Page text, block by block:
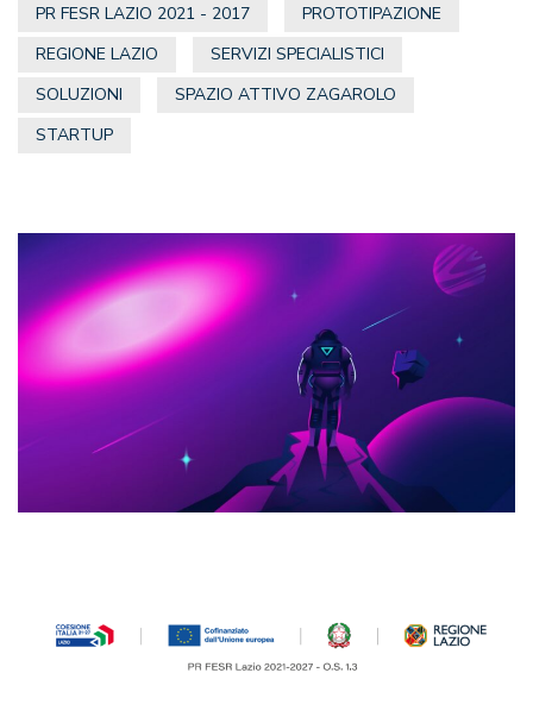
PR FESR LAZIO 2021 - 2017
PROTOTIPAZIONE
REGIONE LAZIO
SERVIZI SPECIALISTICI
SOLUZIONI
SPAZIO ATTIVO ZAGAROLO
STARTUP